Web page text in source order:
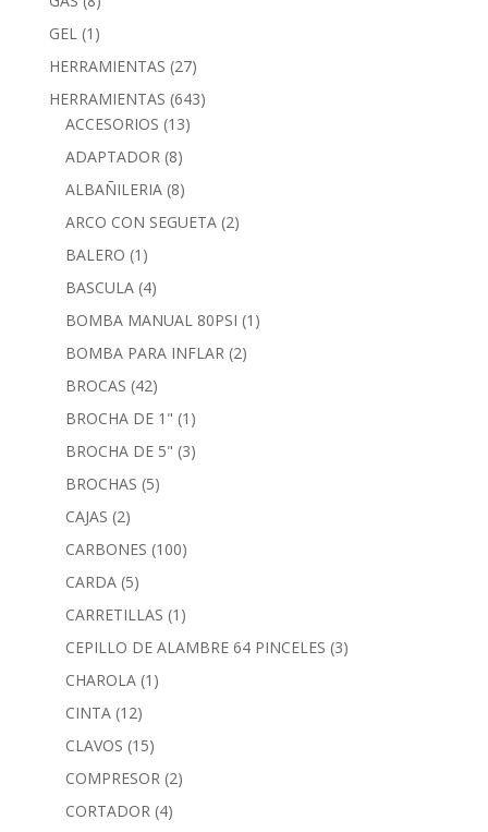
GEL (1)
HERRAMIENTAS (27)
HERRAMIENTAS (643)
ACCESORIOS (13)
ADAPTADOR (8)
ALBAÑILERIA (8)
ARCO CON SEGUETA (2)
BALERO (1)
BASCULA (4)
BOMBA MANUAL 80PSI (1)
BOMBA PARA INFLAR (2)
BROCAS (42)
BROCHA DE 1" (1)
BROCHA DE 5" (3)
BROCHAS (5)
CAJAS (2)
CARBONES (100)
CARDA (5)
CARRETILLAS (1)
CEPILLO DE ALAMBRE 64 PINCELES (3)
CHAROLA (1)
CINTA (12)
CLAVOS (15)
COMPRESOR (2)
CORTADOR (4)